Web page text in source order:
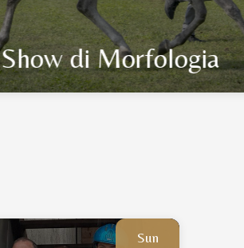
Show di Morfologia
Sun